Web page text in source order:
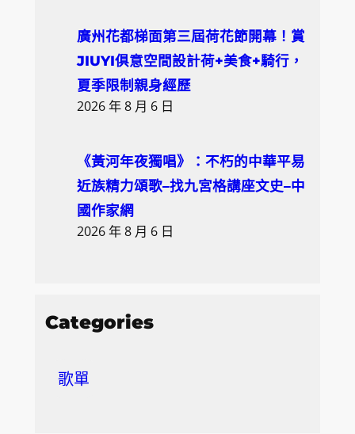
廣州花都梯面第三屆荷花節開幕！賞
JIUYI俱意空間設計荷+美食+騎行，
夏季限制親身經歷
2026 年 8 月 6 日
《黃河年夜獨唱》：不朽的中華平易
近族精力頌歌–找九宮格講座文史–中
國作家網
2026 年 8 月 6 日
Categories
歌單